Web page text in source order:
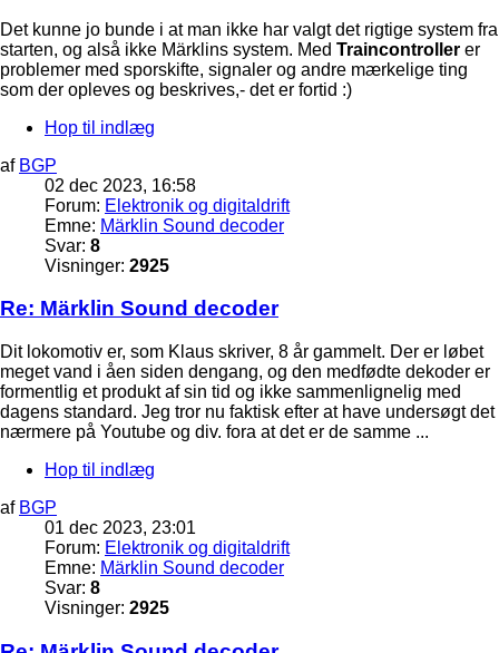
Det kunne jo bunde i at man ikke har valgt det rigtige system fra
starten, og alså ikke Märklins system. Med Traincontroller er
problemer med sporskifte, signaler og andre mærkelige ting
som der opleves og beskrives,- det er fortid :)
Hop til indlæg
af BGP
02 dec 2023, 16:58
Forum: Elektronik og digitaldrift
Emne: Märklin Sound decoder
Svar: 8
Visninger: 2925
Re: Märklin Sound decoder
Dit lokomotiv er, som Klaus skriver, 8 år gammelt. Der er løbet
meget vand i åen siden dengang, og den medfødte dekoder er
formentlig et produkt af sin tid og ikke sammenlignelig med
dagens standard. Jeg tror nu faktisk efter at have undersøgt det
nærmere på Youtube og div. fora at det er de samme ...
Hop til indlæg
af BGP
01 dec 2023, 23:01
Forum: Elektronik og digitaldrift
Emne: Märklin Sound decoder
Svar: 8
Visninger: 2925